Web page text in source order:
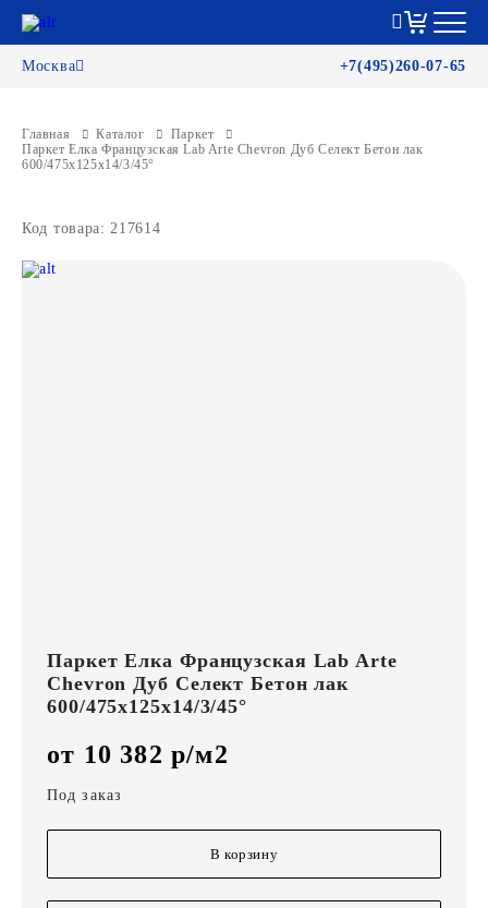
Москва +7(495)260-07-65
Главная Каталог
Паркет
Паркет Елка Французская Lab Arte Chevron Дуб Селект Бетон лак
600/475х125х14/3/45°
Код товара: 217614
Паркет Елка Французская Lab Arte
Chevron Дуб Селект Бетон лак
600/475х125х14/3/45°
от 10 382 р/м2
Под заказ
В корзину